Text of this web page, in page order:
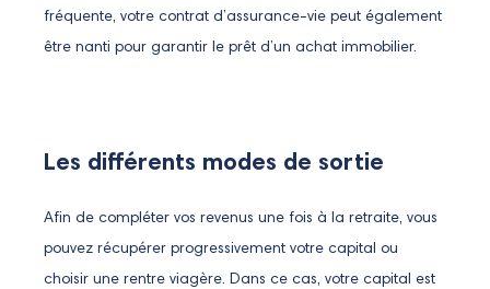
fréquente, votre contrat d’assurance-vie peut également
être nanti pour garantir le prêt d’un achat immobilier.
Les différents modes de sortie
Afin de compléter vos revenus une fois à la retraite, vous
pouvez récupérer progressivement votre capital ou
choisir une rentre viagère. Dans ce cas, votre capital est